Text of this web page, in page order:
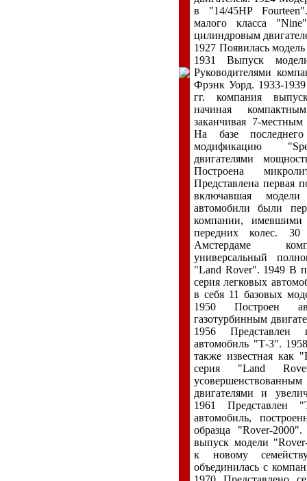
в "14/45НР
малого класса
цилиндровым
1927 Появилась
1931 Выпуск
Руководителями
Фрэнк Уорд. 1933-
гг. компания
начиная
заканчивая 7-
На базе
модификацию
двигателями
Построена
Представлена первая
включавшая
автомобили были
компании, имевшими
передних колес.
Амстердаме
универсальный
"Land Rover". 1949 В
серия легковых
в себя 11 базовых
1950 Построен
газотурбинным
1956 Представлен
автомобиль "Т-3".
также известная как
серия "Land
двигателями и
1961 Представлен
автомобиль,
образца "Rover-
выпуск модели
к новому
объединилась с